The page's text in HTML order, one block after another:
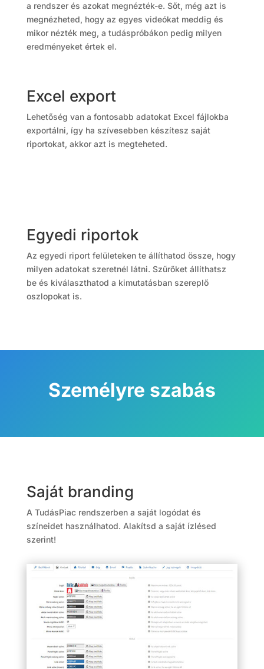
a rendszer és azokat megnézték-e. Sőt, még azt is
megnézheted, hogy az egyes videókat meddig és
mikor nézték meg, a tudáspróbákon pedig milyen
eredményeket értek el.
Excel export
Lehetőség van a fontosabb adatokat Excel fájlokba
exportálni, így ha szívesebben készítesz saját
riportokat, akkor azt is megteheted.
Egyedi riportok
Az egyedi riport felületeken te állíthatod össze, hogy
milyen adatokat szeretnél látni. Szűrőket állíthatsz
be és kiválaszthatod a kimutatásban szereplő
oszlopokat is.
Személyre szabás
Saját branding
A TudásPiac rendszerben a saját logódat és
színeidet használhatod. Alakítsd a saját ízlésed
szerint!